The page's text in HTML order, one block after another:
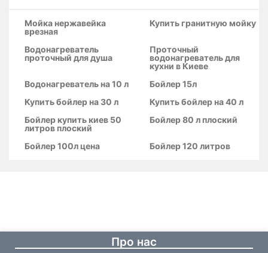
Мойка нержавейка
врезная
Купить гранитную мойку
Водонагреватель
проточный для душа
Проточный
водонагреватель для
кухни в Киеве
Водонагреватель на 10 л
Бойлер 15л
Купить бойлер на 30 л
Купить бойлер на 40 л
Бойлер купить киев 50
литров плоский
Бойлер 80 л плоский
Бойлер 100л цена Бойлер 120 литров
Про нас